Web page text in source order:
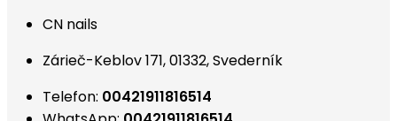
CN nails
Zárieč-Keblov 171, 01332, Svederník
Telefon: 00421911816514